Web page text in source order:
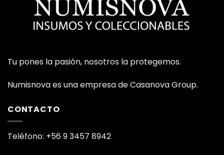
Tu pones la pasión, nosotros la protegemos.
Numisnova es una empresa de Casanova Group.
CONTACTO
Teléfono: +56 9 3457 8942